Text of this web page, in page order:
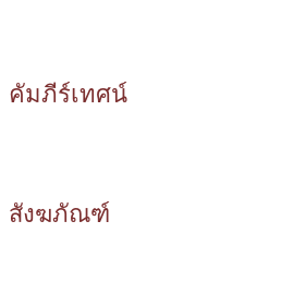
คัมภีร์เทศน์
สังฆภัณฑ์